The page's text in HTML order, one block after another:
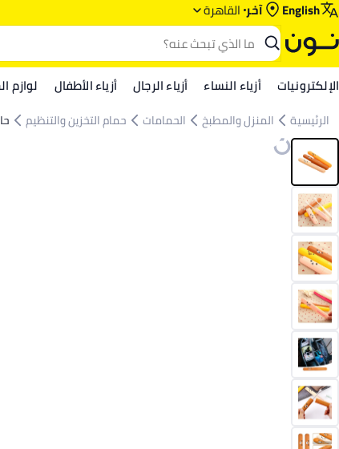
English آخر القاهرة
الإلكترونيات أزياء النساء أزياء الرجال أزياء الأطفال لوازم
الرئيسية المنزل والمطبخ الحمامات حمام التخزين والتنظيم